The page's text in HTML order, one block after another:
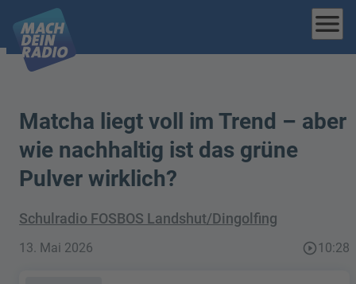
menu
Matcha liegt voll im Trend – aber
wie nachhaltig ist das grüne
Pulver wirklich?
Schulradio FOSBOS Landshut/Dingolfing
13. Mai 2026 play_circle_outline10:28